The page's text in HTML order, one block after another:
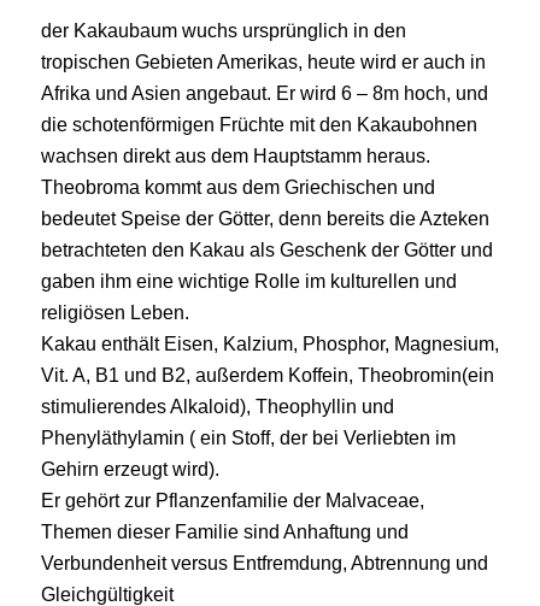
der Kakaubaum wuchs ursprünglich in den
tropischen Gebieten Amerikas, heute wird er auch in
Afrika und Asien angebaut. Er wird 6 – 8m hoch, und
die schotenförmigen Früchte mit den Kakaubohnen
wachsen direkt aus dem Hauptstamm heraus.
Theobroma kommt aus dem Griechischen und
bedeutet Speise der Götter, denn bereits die Azteken
betrachteten den Kakau als Geschenk der Götter und
gaben ihm eine wichtige Rolle im kulturellen und
religiösen Leben.
Kakau enthält Eisen, Kalzium, Phosphor, Magnesium,
Vit. A, B1 und B2, außerdem Koffein, Theobromin(ein
stimulierendes Alkaloid), Theophyllin und
Phenyläthylamin ( ein Stoff, der bei Verliebten im
Gehirn erzeugt wird).
Er gehört zur Pflanzenfamilie der Malvaceae,
Themen dieser Familie sind Anhaftung und
Verbundenheit versus Entfremdung, Abtrennung und
Gleichgültigkeit